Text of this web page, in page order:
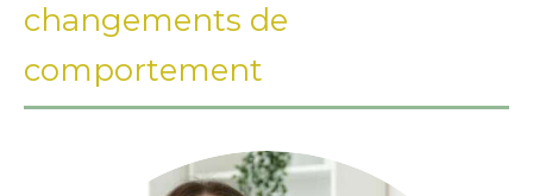
changements de
comportement